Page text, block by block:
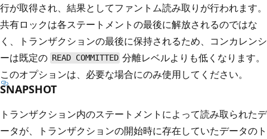
行が取得され、結果としてファントム読み取りが行われます。
共有ロックは各ステートメントの最後に解放されるのではな
く、トランザクションの最後に保持されるため、コンカレンシ
ーは既定の READ COMMITTED 分離レベルよりも低くなります。
このオプションは、必要な場合にのみ使用してください。
SNAPSHOT
トランザクション内のステートメントによって読み取られたデ
ータが、トランザクションの開始時に存在していたデータのト